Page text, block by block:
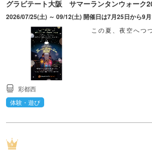
グラビテート大阪 サマーランタンウォーク
この夏、夜空へつ
彩都西
体験・遊び